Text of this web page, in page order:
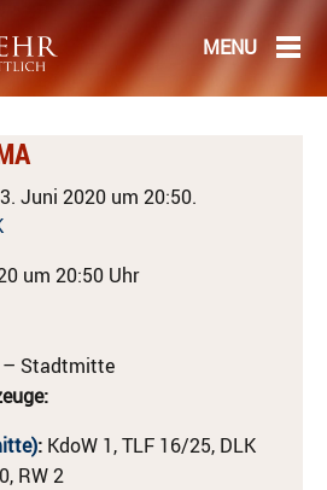
Juni 2020 um 20:50.
um 20:50 Uhr
Stadtmitte
: KdoW 1, TLF 16/25, DLK
RW 2